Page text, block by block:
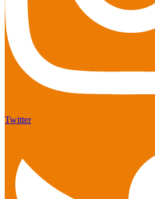
Twitter